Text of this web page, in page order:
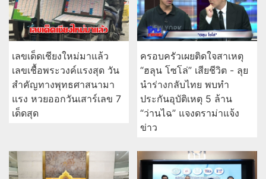
เลขเด็ดเชียงใหม่มาแล้ว
เลขเชื้อพระวงค์แรงสุด วัน
สำคัญทางพุทธศาสนามา
แรง หวยออกวันเสาร์เลข 7
เด็ดสุด
ครอบครัวเผยติดใจสาเหตุ
“ฮลุน โซโล่” เสียชีวิต - ลุย
นำร่างกลับไทย พบทำ
ประกันอุบัติเหตุ 5 ล้าน
“ว่านไฉ” แจงดราม่าแจ้ง
ข่าว